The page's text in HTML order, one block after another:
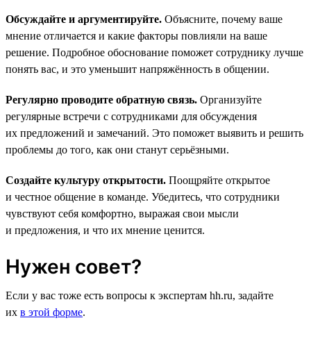
Обсуждайте и аргументируйте. Объясните, почему ваше
мнение отличается и какие факторы повлияли на ваше
решение. Подробное обоснование поможет сотруднику лучше
понять вас, и это уменьшит напряжённость в общении.
Регулярно проводите обратную связь. Организуйте
регулярные встречи с сотрудниками для обсуждения
их предложений и замечаний. Это поможет выявить и решить
проблемы до того, как они станут серьёзными.
Создайте культуру открытости. Поощряйте открытое
и честное общение в команде. Убедитесь, что сотрудники
чувствуют себя комфортно, выражая свои мысли
и предложения, и что их мнение ценится.
Нужен совет?
Если у вас тоже есть вопросы к экспертам hh.ru, задайте
их в этой форме.